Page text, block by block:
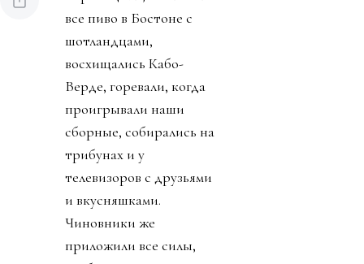
все пиво в Бостоне с
шотландцами,
восхищались Кабо-
Верде, горевали, когда
проигрывали наши
сборные, собирались на
трибунах и у
телевизоров с друзьями
и вкусняшками.
Чиновники же
приложили все силы,